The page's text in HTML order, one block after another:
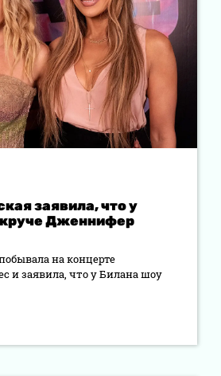
заявила, что у
Дженнифер
на концерте
и заявила, что у Билана шоу